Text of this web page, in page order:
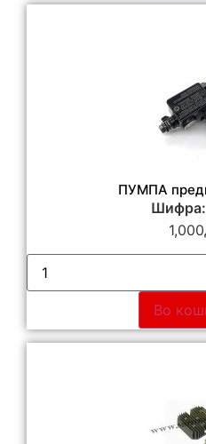
ПУМПА
1,000
Во